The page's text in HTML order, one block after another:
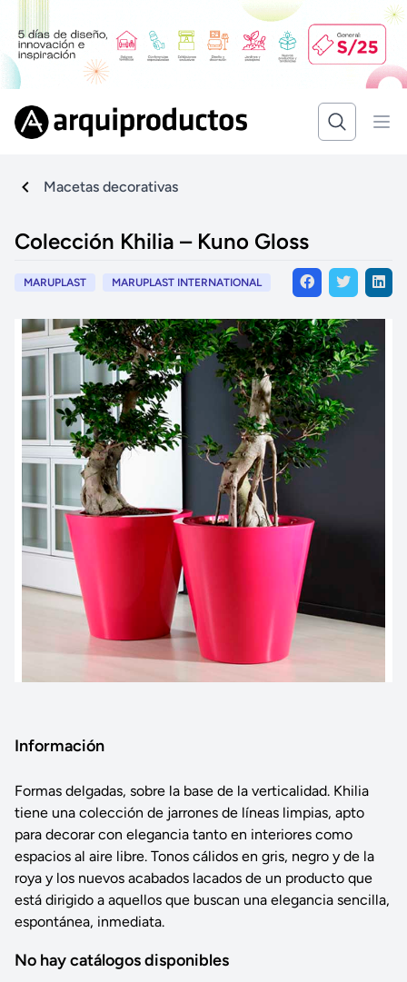
Macetas decorativas
Colección Khilia – Kuno Gloss
MARUPLAST MARUPLAST INTERNATIONAL
Información
Formas delgadas, sobre la base de la verticalidad. Khilia
tiene una colección de jarrones de líneas limpias, apto
para decorar con elegancia tanto en interiores como
espacios al aire libre. Tonos cálidos en gris, negro y de la
roya y los nuevos acabados lacados de un producto que
está dirigido a aquellos que buscan una elegancia sencilla,
espontánea, inmediata.
No hay catálogos disponibles